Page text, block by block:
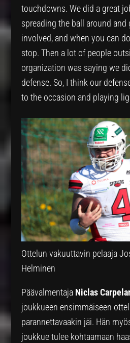
touchdowns. We did a great
spreading the ball around and
involved, and when you can
stop. Then a lot of people
organization was saying we
defense. So, I think our
to the occasion and playing
Ottelun vakuuttavin pelaaja
Helminen
Päävalmentaja Niclas
joukkueen ensimmäiseen
parannettavaakin jäi. Hän
joukkue tulee kohtaamaan